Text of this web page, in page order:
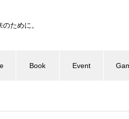
ために。
Book Event